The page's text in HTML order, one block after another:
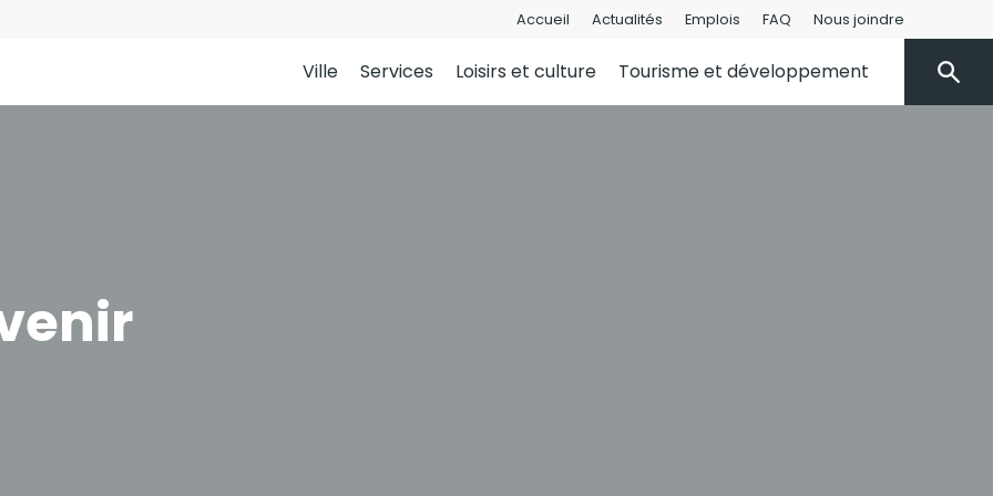
Accueil Actualités Emplois FAQ Nous joindre
Ville Services Loisirs et culture Tourisme et développement